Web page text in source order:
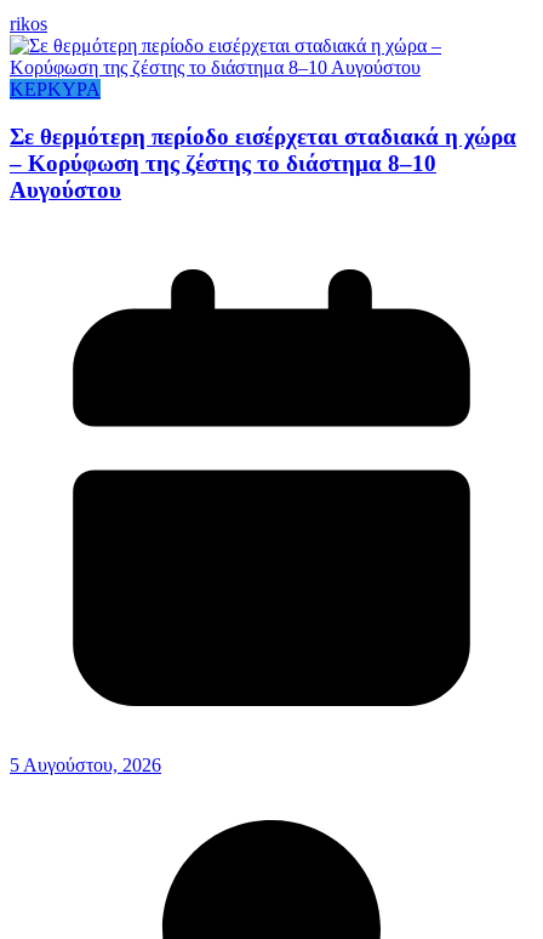
rikos
ΚΕΡΚΥΡΑ
Σε θερμότερη περίοδο εισέρχεται σταδιακά η χώρα
– Κορύφωση της ζέστης το διάστημα 8–10
Αυγούστου
5 Αυγούστου, 2026